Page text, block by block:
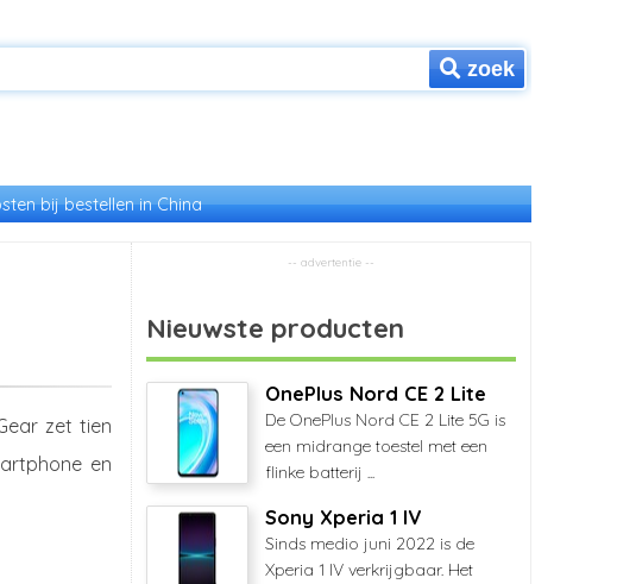
zoek
bij bestellen in China
zet tien
en
Nieuwste producten
OnePlus Nord CE 2 Lite
De OnePlus Nord CE 2 Lite 5G is
een midrange toestel met een
flinke batterij ...
Sony Xperia 1 IV
Sinds medio juni 2022 is de
Xperia 1 IV verkrijgbaar. Het